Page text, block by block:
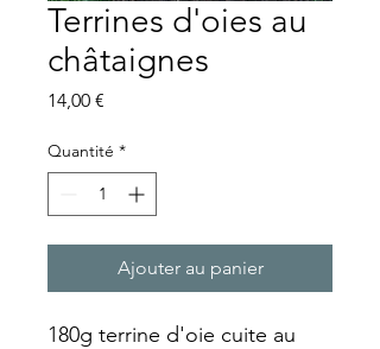
Terrines d'oies au
châtaignes
14,00 €
Quantité *
Ajouter au panier
180g terrine d'oie cuite au